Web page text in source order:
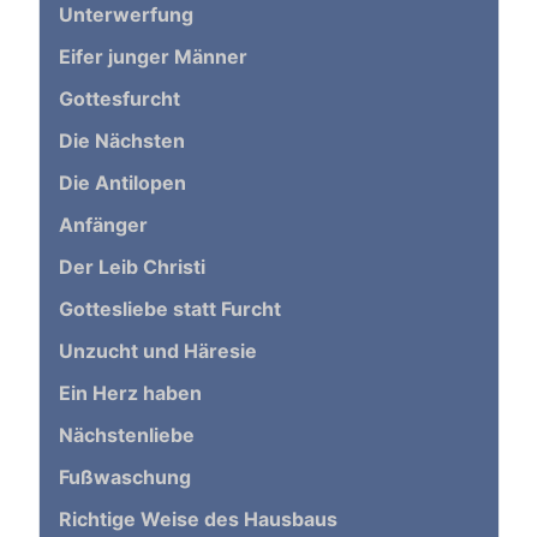
Unterwerfung
Eifer junger Männer
Gottesfurcht
Die Nächsten
Die Antilopen
Anfänger
Der Leib Christi
Gottesliebe statt Furcht
Unzucht und Häresie
Ein Herz haben
Nächstenliebe
Fußwaschung
Richtige Weise des Hausbaus